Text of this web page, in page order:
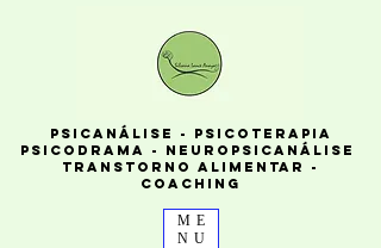
ME
NU
PSICANÁLISE - PSICOTERAPIA
PSICODRAMA - NEUROPSICANÁLISE
TRANSTORNO ALIMENTAR -
COACHING